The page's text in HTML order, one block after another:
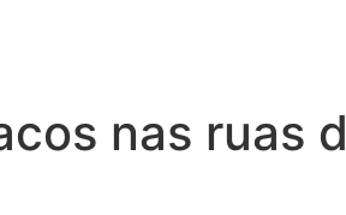
nas ruas